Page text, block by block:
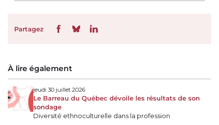
Partagez
À lire également
jeudi 30 juillet 2026
Le Barreau du Québec dévoile les résultats de son
sondage
Diversité ethnoculturelle dans la profession